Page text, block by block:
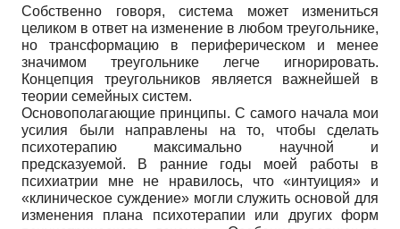
Собственно говоря, система может измениться
целиком в ответ на изменение в любом треугольнике,
но трансформацию в периферическом и менее
значимом треугольнике легче игнорировать.
Концепция треугольников является важнейшей в
теории семейных систем.
Основополагающие принципы. С самого начала мои
усилия были направлены на то, чтобы сделать
психотерапию максимально научной и
предсказуемой. В ранние годы моей работы в
психиатрии мне не нравилось, что «интуиция» и
«клиническое суждение» могли служить основой для
изменения плана психотерапии или других форм